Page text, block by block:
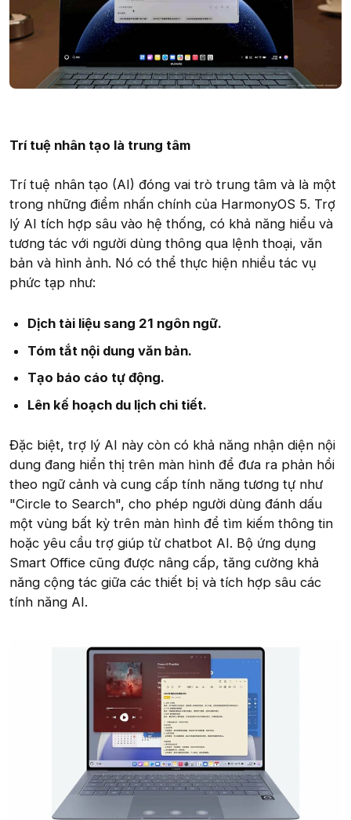
Trí tuệ nhân tạo là trung tâm
Trí tuệ nhân tạo (AI) đóng vai trò trung tâm và là một
trong những điểm nhấn chính của HarmonyOS 5. Trợ
lý AI tích hợp sâu vào hệ thống, có khả năng hiểu và
tương tác với người dùng thông qua lệnh thoại, văn
bản và hình ảnh. Nó có thể thực hiện nhiều tác vụ
phức tạp như:
Dịch tài liệu sang 21 ngôn ngữ.
Tóm tắt nội dung văn bản.
Tạo báo cáo tự động.
Lên kế hoạch du lịch chi tiết.
Đặc biệt, trợ lý AI này còn có khả năng nhận diện nội
dung đang hiển thị trên màn hình để đưa ra phản hồi
theo ngữ cảnh và cung cấp tính năng tương tự như
"Circle to Search", cho phép người dùng đánh dấu
một vùng bất kỳ trên màn hình để tìm kiếm thông tin
hoặc yêu cầu trợ giúp từ chatbot AI. Bộ ứng dụng
Smart Office cũng được nâng cấp, tăng cường khả
năng cộng tác giữa các thiết bị và tích hợp sâu các
tính năng AI.